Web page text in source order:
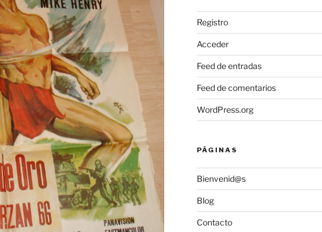
Registro
Acceder
Feed de entradas
Feed de comentarios
WordPress.org
PÁGINAS
Bienvenid@s
Blog
Contacto